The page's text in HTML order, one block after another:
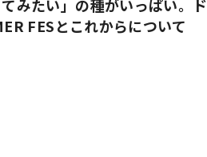
てみたい」の種がいっぱい。ド
FESとこれからについて